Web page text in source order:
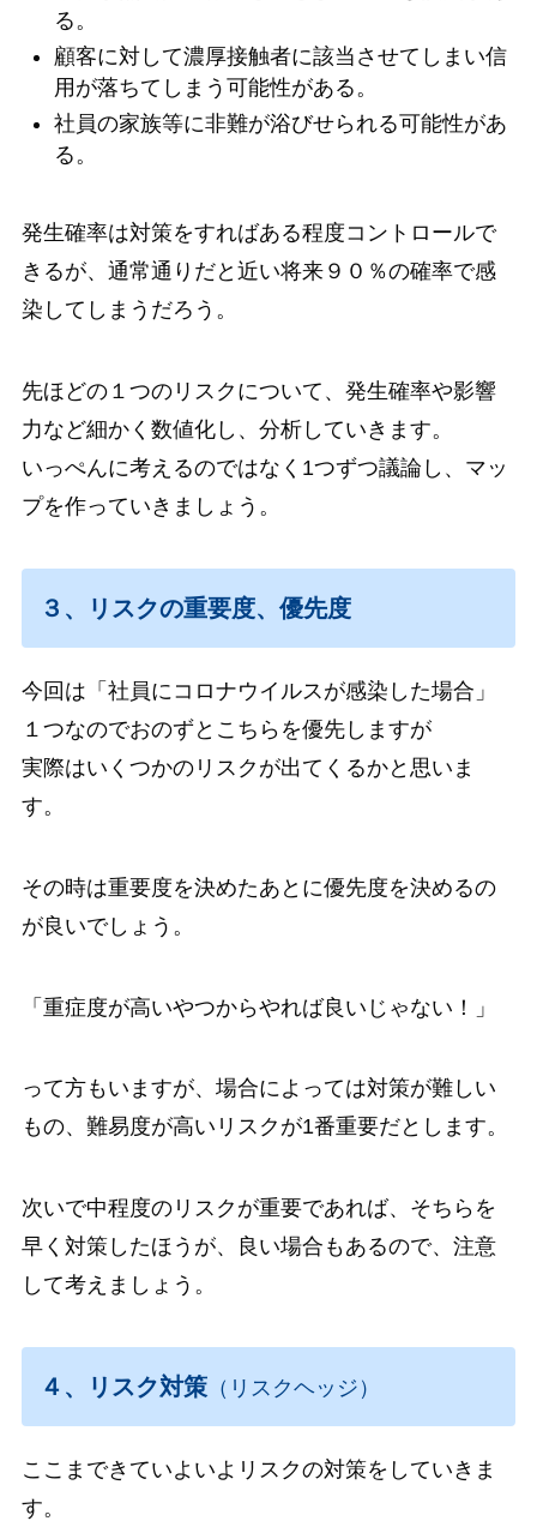
る。
顧客に対して濃厚接触者に該当させてしまい信
用が落ちてしまう可能性がある。
社員の家族等に非難が浴びせられる可能性があ
る。
発生確率は対策をすればある程度コントロールで
きるが、通常通りだと近い将来９０％の確率で感
染してしまうだろう。
先ほどの１つのリスクについて、発生確率や影響
力など細かく数値化し、分析していきます。
いっぺんに考えるのではなく1つずつ議論し、マッ
プを作っていきましょう。
３、リスクの重要度、優先度
今回は「社員にコロナウイルスが感染した場合」
１つなのでおのずとこちらを優先しますが
実際はいくつかのリスクが出てくるかと思いま
す。
その時は重要度を決めたあとに優先度を決めるの
が良いでしょう。
「重症度が高いやつからやれば良いじゃない！」
って方もいますが、場合によっては対策が難しい
もの、難易度が高いリスクが1番重要だとします。
次いで中程度のリスクが重要であれば、そちらを
早く対策したほうが、良い場合もあるので、注意
して考えましょう。
４、リスク対策（リスクヘッジ）
ここまできていよいよリスクの対策をしていきま
す。